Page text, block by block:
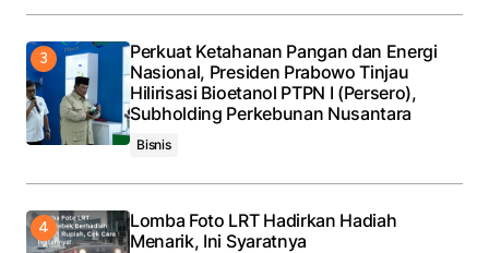
Perkuat Ketahanan Pangan dan Energi
Nasional, Presiden Prabowo Tinjau
Hilirisasi Bioetanol PTPN I (Persero),
Subholding Perkebunan Nusantara
Bisnis
Lomba Foto LRT Hadirkan Hadiah
Menarik, Ini Syaratnya